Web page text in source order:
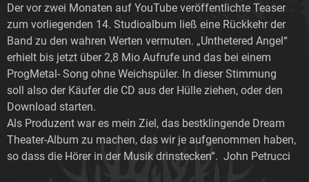
Der vor zwei Monaten auf YouTube veröffentlichte Teaser
zum vorliegenden 14. Studioalbum ließ eine Rückkehr der
Band zu den wahren Werten vermuten. „Unthetered Angel“
erhielt bis jetzt über 2,8 Mio Aufrufe und das bei einem
ProgMetal- Song ohne Weichspüler. In dieser Stimmung
soll also der Käufer die CD aus der Hülle ziehen, oder den
Download starten.
Als Produzent war es mein Ziel, das bestklingende Dream
Theater-Album zu machen, das wir je aufgenommen haben,
so dass die Hörer in der Musik drinstecken“. John Petrucci